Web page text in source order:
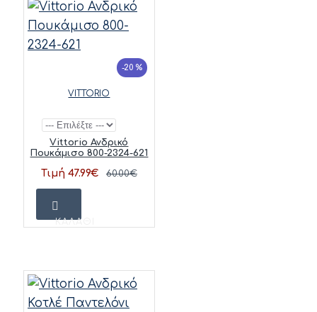
-20 %
VITTORIO
Vittorio Ανδρικό
Πουκάμισο 800-2324-621
Τιμή 47.99€ 60.00€
ΚΑΛΆΘΙ